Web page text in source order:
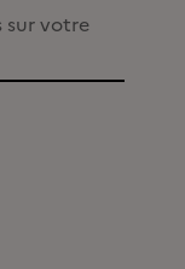
sur votre